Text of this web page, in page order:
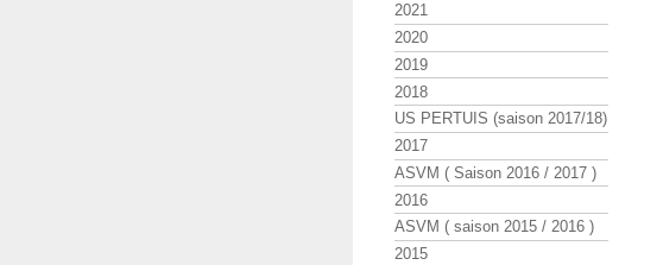
2021
2020
2019
2018
US PERTUIS (saison 2017/18)
2017
ASVM ( Saison 2016 / 2017 )
2016
ASVM ( saison 2015 / 2016 )
2015